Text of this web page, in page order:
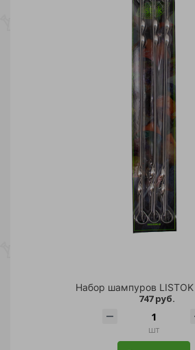
Набор шампуров
747 руб.
шт